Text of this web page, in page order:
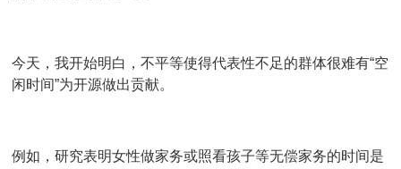
今天，我开始明白，不平等使得代表性不足的群体很难有“空
闲时间”为开源做出贡献。
例如，研究表明女性做家务或照看孩子等无偿家务的时间是